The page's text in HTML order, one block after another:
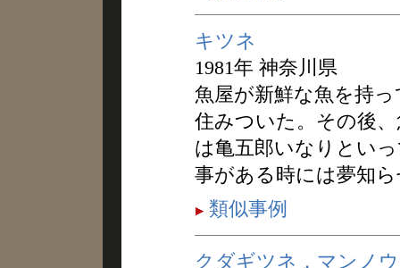
キツネ
1981年 神奈川県
魚屋が新鮮な魚を持
住みついた。その後
は亀五郎いなりとい
事がある時には夢知
類似事例
クダギツネ，マンノ